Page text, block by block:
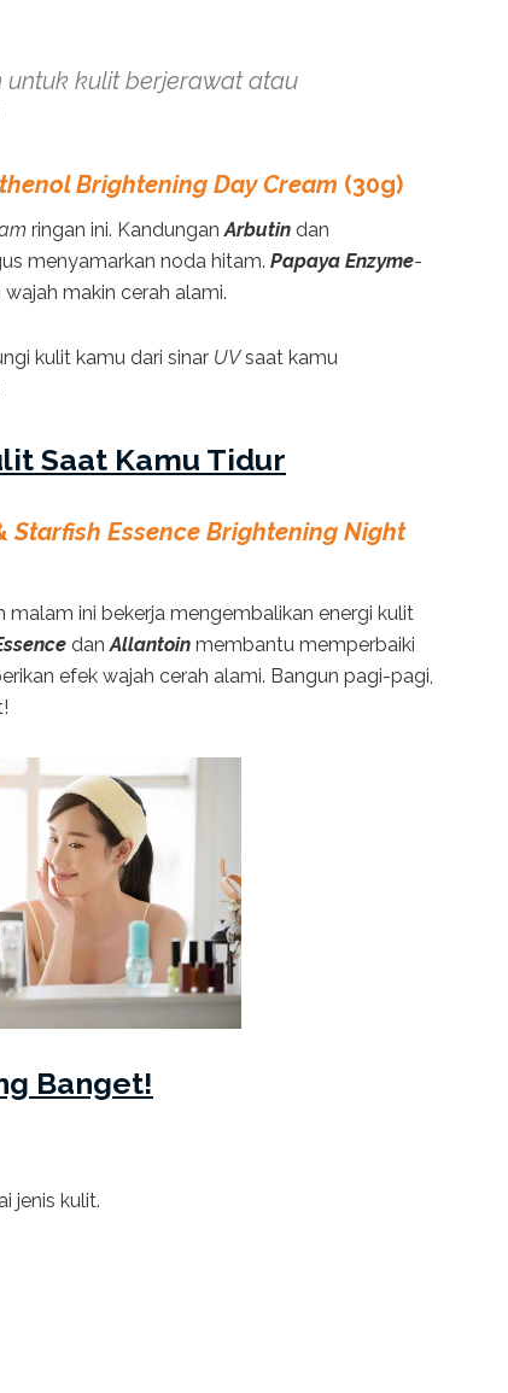
kulit berjerawat atau
Brightening Day Cream (30g)
ringan ini. KandunganArbutin dan
menyamarkan noda hitam. Papaya Enzyme-
makin cerah alami.
kulit kamu dari sinar UVsaat kamu
Saat Kamu Tidur
Starfish Essence Brightening Night
malam ini bekerja mengembalikan energi kulit
danAllantoin membantu memperbaiki
efek wajah cerah alami. Bangun pagi-pagi,
Banget!
jenis kulit.